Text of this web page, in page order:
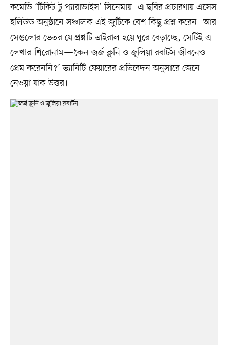
কমেডি ‘টিকিট টু প্যারাডাইস’ সিনেমায়। এ ছবির প্রচারণায় এসেস
হলিউড অনুষ্ঠানে সঞ্চালক এই জুটিকে বেশ কিছু প্রশ্ন করেন। আর
সেগুলোর ভেতর যে প্রশ্নটি ভাইরাল হয়ে ঘুরে বেড়াচ্ছে, সেটিই এ
লেখার শিরোনাম—‘কেন জর্জ ক্লুনি ও জুলিয়া রবার্টস জীবনেও
প্রেম করেননি?’ ভ্যানিটি ফেয়ারের প্রতিবেদন অনুসারে জেনে
নেওয়া যাক উত্তর।